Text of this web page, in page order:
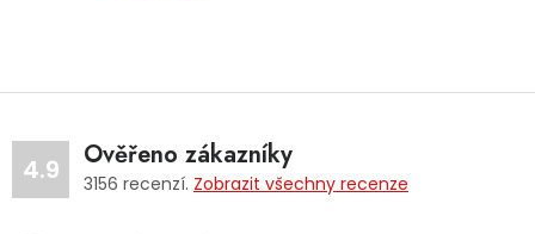
4.9 Ověřeno zákazníky
3156 recenzí. Zobrazit všechny recenze